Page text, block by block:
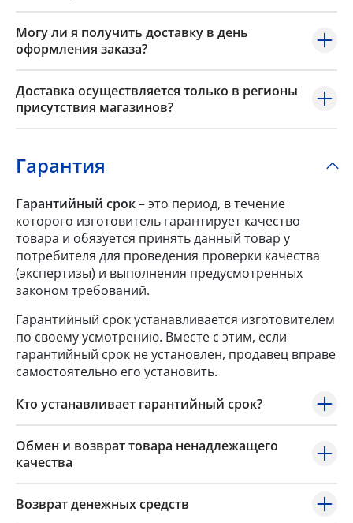
Могу ли я получить доставку в день
оформления заказа?
Доставка осуществляется только в регионы
присутствия магазинов?
Гарантия
Гарантийный срок– это период, в течение
которого изготовитель гарантирует качество
товара и обязуется принять данный товар у
потребителя для проведения проверки качества
(экспертизы) и выполнения предусмотренных
законом требований.
Гарантийный срок устанавливается изготовителем
по своему усмотрению. Вместе с этим, если
гарантийный срок не установлен, продавец вправе
самостоятельно его установить.
Кто устанавливает гарантийный срок?
Обмен и возврат товара ненадлежащего
качества
Возврат денежных средств